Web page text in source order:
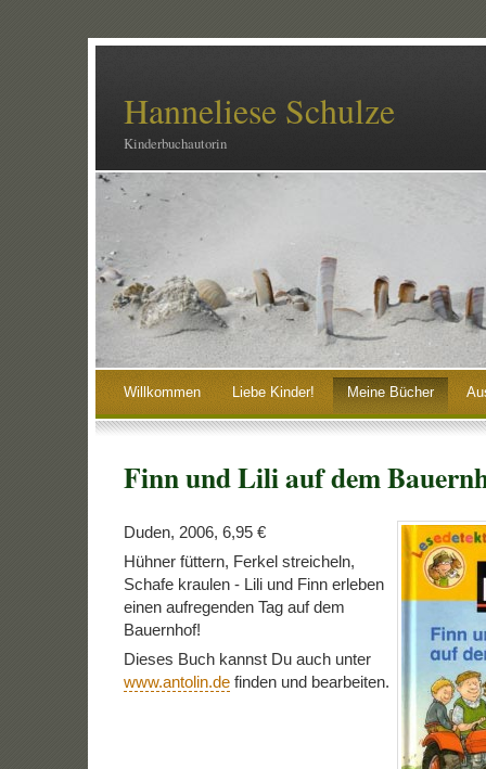
Hanneliese Schulze
Kinderbuchautorin
Willkommen Liebe Kinder! Meine Bücher
Finn und Lili auf dem
Duden, 2006, 6,95 €
Hühner füttern, Ferkel streicheln,
Schafe kraulen - Lili und Finn erleben
einen aufregenden Tag auf dem
Bauernhof!
Dieses Buch kannst Du auch unter
www.antolin.definden und bearbeiten.